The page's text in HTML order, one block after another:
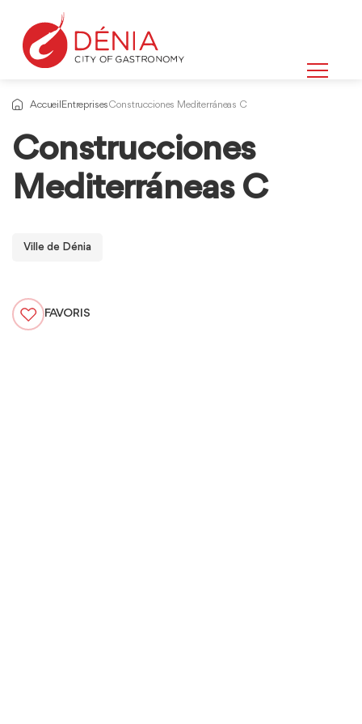
Accueil EntreprisesConstrucciones Mediterráneas C
Construcciones
Mediterráneas C
Ville de Dénia
FAVORIS